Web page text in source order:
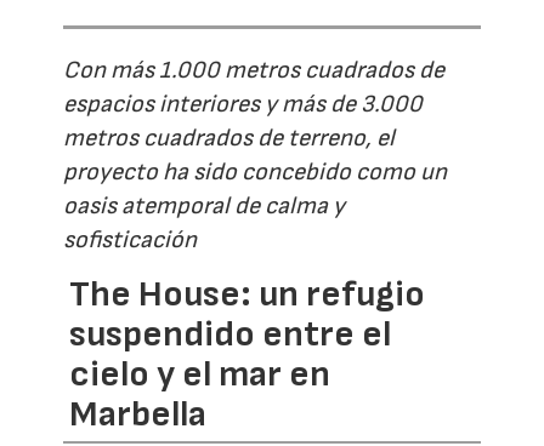
Con más 1.000 metros cuadrados de
espacios interiores y más de 3.000
metros cuadrados de terreno, el
proyecto ha sido concebido como un
oasis atemporal de calma y
sofisticación
The House: un refugio
suspendido entre el
cielo y el mar en
Marbella